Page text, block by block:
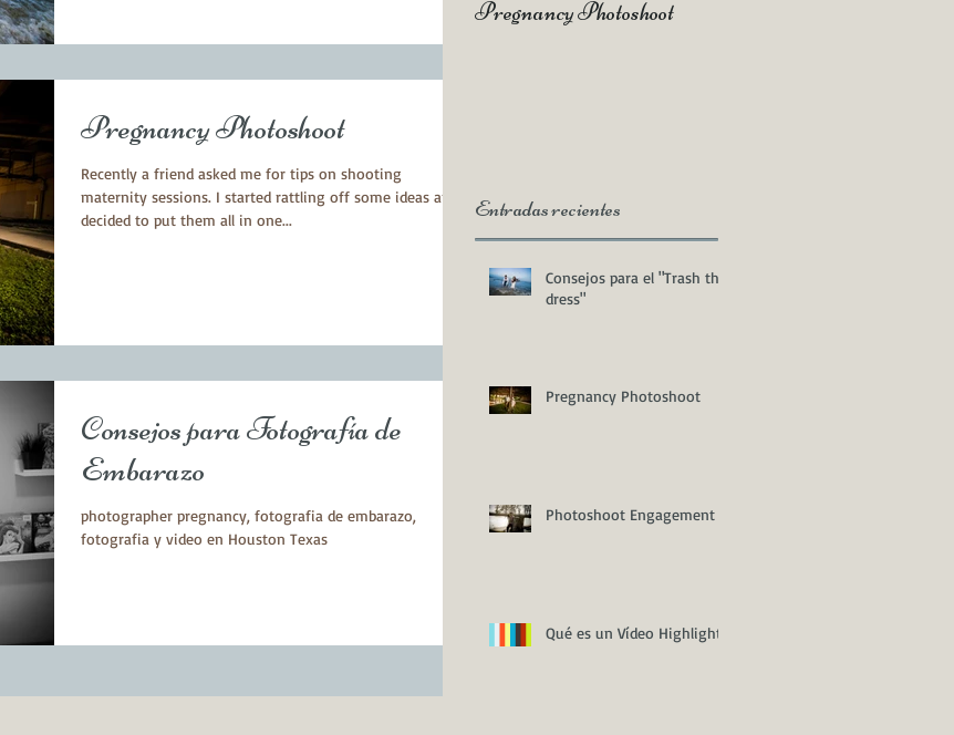
Pregnancy Photoshoot
Recently a friend asked me for tips on shooting
maternity sessions. I started rattling off some ideas and
decided to put them all in one...
Consejos para Fotografía de
Embarazo
photographer pregnancy, fotografia de embarazo,
fotografia y video en Houston Texas
Pregnancy Photoshoot
Entradas recientes
Consejos para el "Trash the
dress"
Pregnancy Photoshoot
Photoshoot Engagement
Qué es un Vídeo Highlight